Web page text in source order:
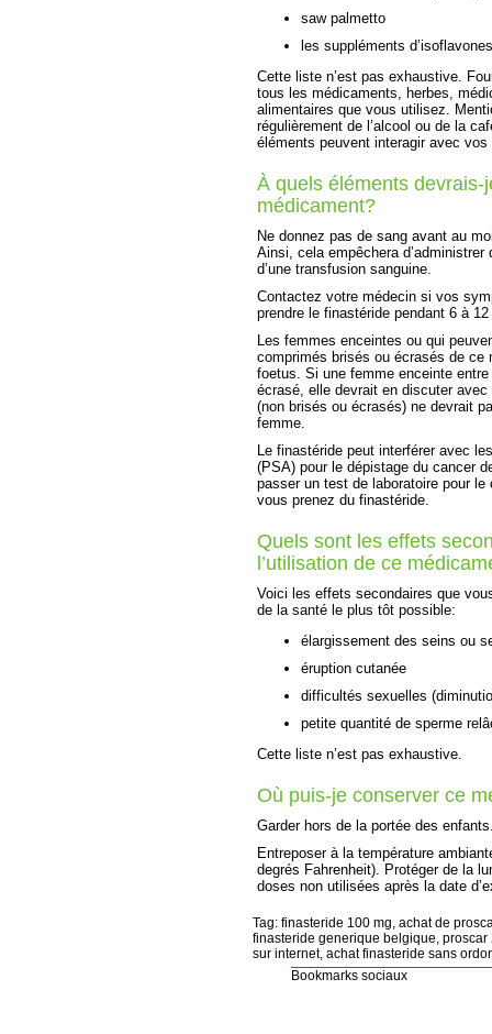
saw palmetto
les suppléments
Cette liste n’est pas exhaustive.
tous les médicaments, herbes,
alimentaires que vous utilisez.
régulièrement de l’alcool ou de la
éléments peuvent interagir avec
À quels éléments
médicament?
Ne donnez pas de sang avant au
Ainsi, cela empêchera
d’une transfusion sanguine.
Contactez votre médecin si vos
prendre le finastéride pendant 6 à
Les femmes enceintes ou qui
comprimés brisés ou écrasés de ce
foetus. Si une femme enceinte
écrasé, elle devrait en discuter
(non brisés ou écrasés) ne devrait
femme.
Le finastéride peut interférer avec
(PSA) pour le dépistage du cancer
passer un test de laboratoire pour
vous prenez du finastéride.
Quels sont les effets
l’utilisation de ce
Voici les effets secondaires que
de la santé le plus tôt possible:
élargissement des seins ou
éruption cutanée
difficultés sexuelles
petite quantité de sperme
Cette liste n’est pas exhaustive.
Où puis-je conserver ce
Garder hors de la portée des
Entreposer à la température
degrés Fahrenheit). Protéger de la
doses non utilisées après la date
Tag: finasteride 100 mg, achat de
finasteride generique belgique,
sur internet, achat finasteride sans
Bookmarks sociaux